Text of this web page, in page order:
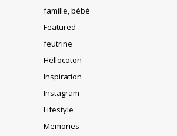
famille, bébé
Featured
feutrine
Hellocoton
Inspiration
Instagram
Lifestyle
Memories